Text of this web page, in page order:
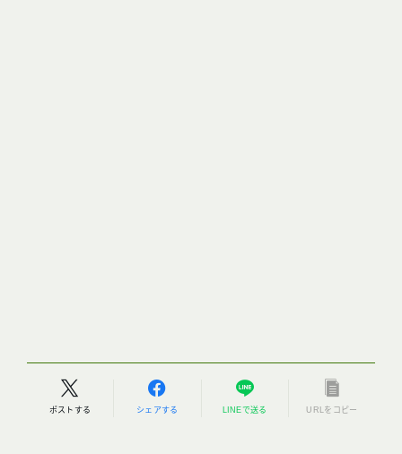
ポストする シェアする LINEで送る URLをコピー